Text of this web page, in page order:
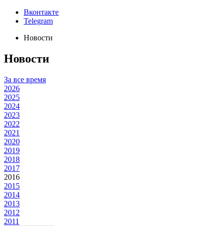
Вконтакте
Telegram
Новости
Новости
За все время
2026
2025
2024
2023
2022
2021
2020
2019
2018
2017
2016
2015
2014
2013
2012
2011